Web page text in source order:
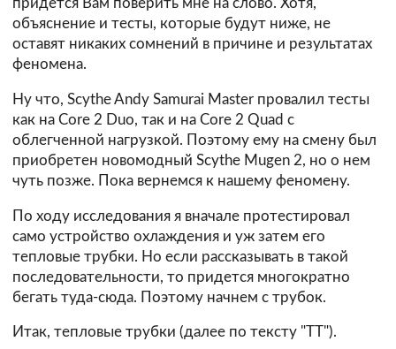
придется Вам поверить мне на слово. Хотя,
объяснение и тесты, которые будут ниже, не
оставят никаких сомнений в причине и результатах
феномена.
Ну что, Scythe Andy Samurai Master провалил тесты
как на Core 2 Duo, так и на Core 2 Quad с
облегченной нагрузкой. Поэтому ему на смену был
приобретен новомодный Scythe Mugen 2, но о нем
чуть позже. Пока вернемся к нашему феномену.
По ходу исследования я вначале протестировал
само устройство охлаждения и уж затем его
тепловые трубки. Но если рассказывать в такой
последовательности, то придется многократно
бегать туда-сюда. Поэтому начнем с трубок.
Итак, тепловые трубки (далее по тексту "ТТ").